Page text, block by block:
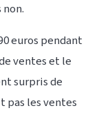
euros pendant
ventes et le
surpris de
pas les ventes